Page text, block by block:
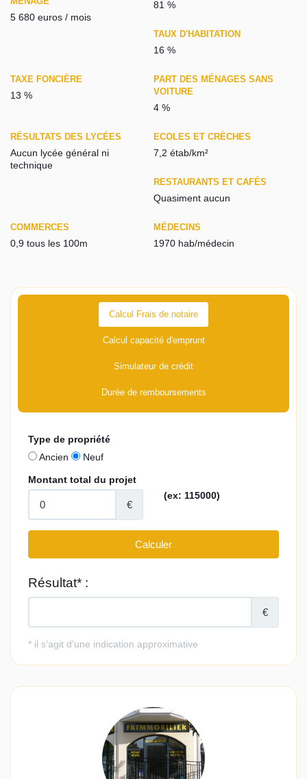
5 680 euros / mois
81 %
TAUX D'HABITATION
16 %
TAXE FONCIÈRE
13 %
PART DES MÉNAGES SANS
VOITURE
4 %
RÉSULTATS DES LYCÉES
Aucun lycée général ni
technique
ECOLES ET CRÈCHES
7,2 étab/km²
RESTAURANTS ET CAFÉS
Quasiment aucun
COMMERCES
0,9 tous les 100m
MÉDECINS
1970 hab/médecin
Calcul Frais de notaire
Calcul capacité d'emprunt
Simulateur de crédit
Durée de remboursements